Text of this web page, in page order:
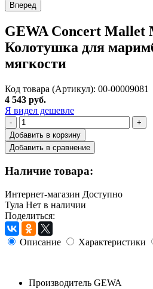
Вперед
GEWA Concert Mallet
Колотушка для
мягкости
Код товара (Артикул): 00-00009081
4 543 руб.
Я видел дешевле
-
+
Добавить в корзину
Добавить в сравнение
Наличие товара:
Интернет-магазин Доступно
Тула Нет в наличии
Поделиться:
Описание Характеристики
Производитель GEWA